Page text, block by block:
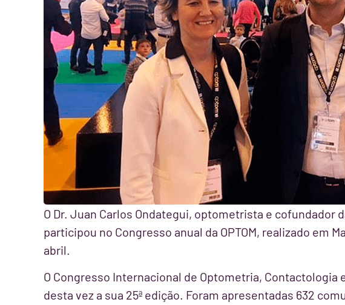
O Dr. Juan Carlos Ondategui, optometrista e cofundador
participou no Congresso anual da OPTOM, realizado em
abril.
O Congresso Internacional de Optometria, Contactologia
desta vez a sua 25ª edição. Foram apresentadas 632